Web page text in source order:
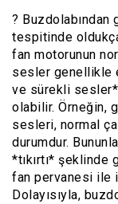
? Buzdolabından
tespitinde
fan motorunun
sesler genellikle
ve sürekli
olabilir. Örneğin,
sesleri, normal
durumdur.
*tıkırtı* şeklinde
fan pervanesi ile
Dolayısıyla,